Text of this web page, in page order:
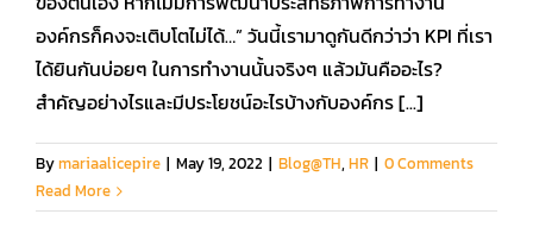
องค์กรก็คงจะเติบโตไม่ได้…” วันนี้เรามาดูกันดีกว่าว่า KPI ที่เรา
ได้ยินกันบ่อยๆ ในการทำงานนั้นจริงๆ แล้วมันคืออะไร?
สำคัญอย่างไรและมีประโยชน์อะไรบ้างกับองค์กร [...]
Bymariaalicepire | May 19, 2022 | Blog@TH, HR | 0 Comments
Read More